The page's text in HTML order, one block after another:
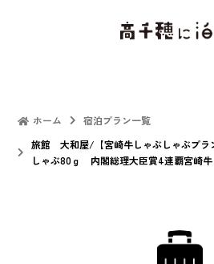
ホーム
宿泊プラン一覧
旅館 大和屋/【宮崎牛しゃぶしゃぶプラ
しゃぶ80ｇ 内閣総理大臣賞4連覇宮崎牛